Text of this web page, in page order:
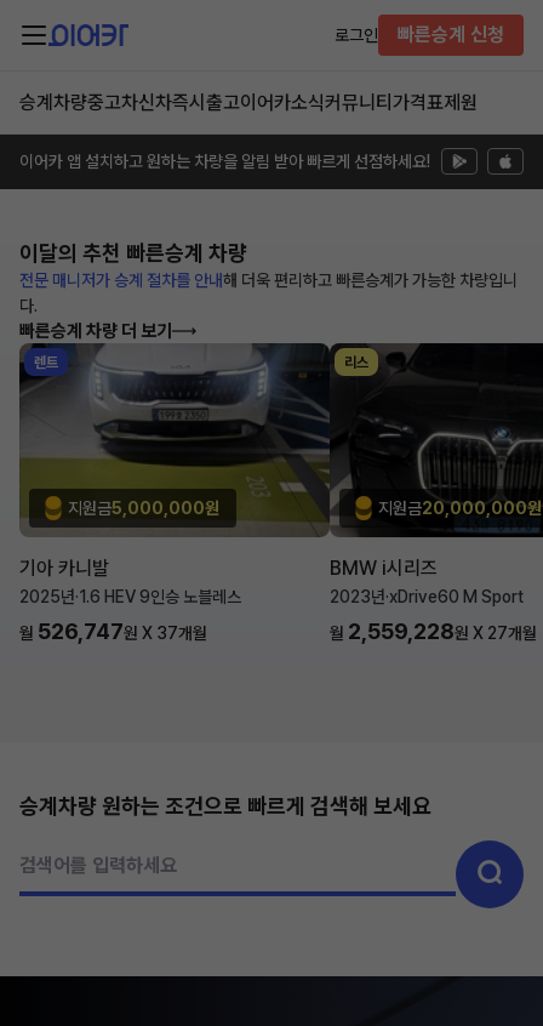
로그인 빠른승계 신청
승계차량중고차신차즉시출고이어카소식커뮤니티 가격표제원
이어카 앱 설치하고 원하는 차량을 알림 받아 빠르게 선점하세요!
이달의 추천 빠른승계 차량
전문 매니저가 승계 절차를 안내해 더욱 편리하고 빠른승계가 가능한 차량입니
다.
빠른승계 차량 더 보기
렌트
지원금5,000,000원
기아 카니발
2025년·1.6 HEV 9인승 노블레스
월 526,747원 X 37개월
리스
지원금20,000,000원
BMW i시리즈
2023년·xDrive60 M Sport
월 2,559,228원 X 27개월
승계차량 원하는 조건으로 빠르게 검색해 보세요
검색어를 입력하세요